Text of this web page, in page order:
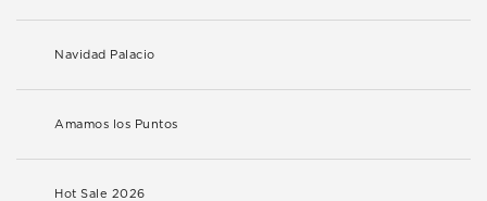
Navidad Palacio
Amamos los Puntos
Hot Sale 2026